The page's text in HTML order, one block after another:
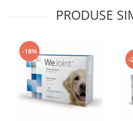
PRODUSE
-18%
-